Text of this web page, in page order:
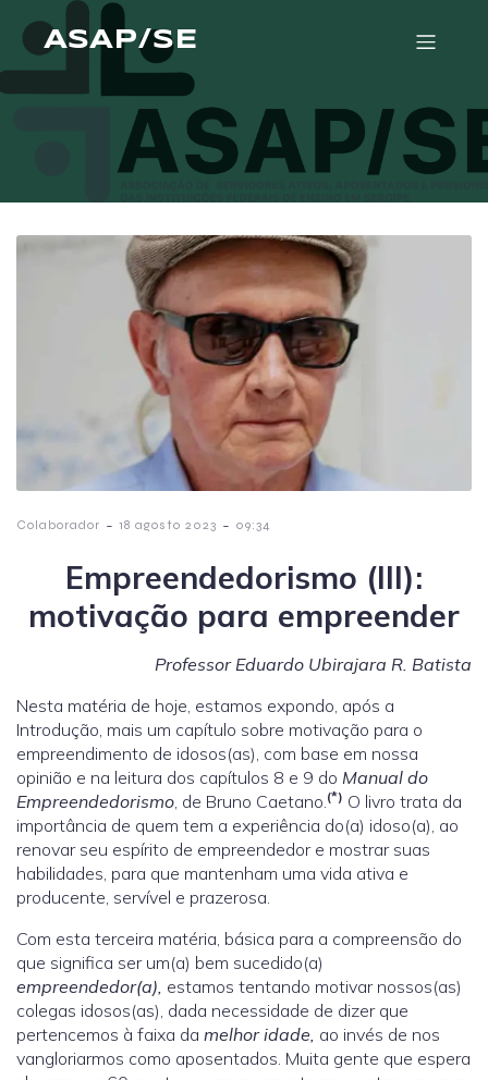
ASAP/SE
Colaborador - 18 agosto 2023 - 09:34
Empreendedorismo (III):
motivação para empreender
Professor Eduardo Ubirajara R. Batista
Nesta matéria de hoje, estamos expondo, após a
Introdução, mais um capítulo sobre motivação para o
empreendimento de idosos(as), com base em nossa
opinião e na leitura dos capítulos 8 e 9 do Manual do
Empreendedorismo, de Bruno Caetano.(*) O livro trata da
importância de quem tem a experiência do(a) idoso(a), ao
renovar seu espírito de empreendedor e mostrar suas
habilidades, para que mantenham uma vida ativa e
producente, servível e prazerosa.
Com esta terceira matéria, básica para a compreensão do
que significa ser um(a) bem sucedido(a)
empreendedor(a), estamos tentando motivar nossos(as)
colegas idosos(as), dada necessidade de dizer que
pertencemos à faixa da melhor idade, ao invés de nos
vangloriarmos como aposentados. Muita gente que espera